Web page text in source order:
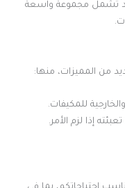
تشمل مجموعة واسعة
من المميزات، منها:
للمكيفات.
إذا لزم الأمر.